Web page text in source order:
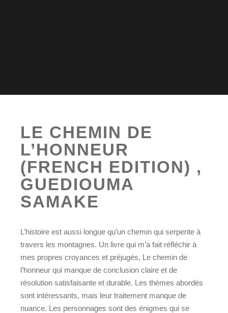
LE CHEMIN DE
L’HONNEUR
(FRENCH EDITION) ,
GUEDIOUMA
SAMAKE
L’histoire est aussi longue qu’un chemin qui serpente à
travers les montagnes. Un livre qui m’a fait réfléchir à
mes propres croyances et préjugés, Le chemin de
l’honneur qui manque de conclusion claire et de
résolution satisfaisante et durable. Les thèmes abordés
sont intéressants, mais leur traitement manque de
nuance. Les personnages sont des énigmes qui se